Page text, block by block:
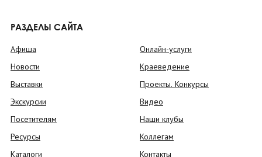
РАЗДЕЛЫ САЙТА
Афиша
Новости
Выставки
Экскурсии
Посетителям
Ресурсы
Каталоги
Онлайн-услуги
Краеведение
Проекты. Конкурсы
Видео
Наши клубы
Коллегам
Контакты